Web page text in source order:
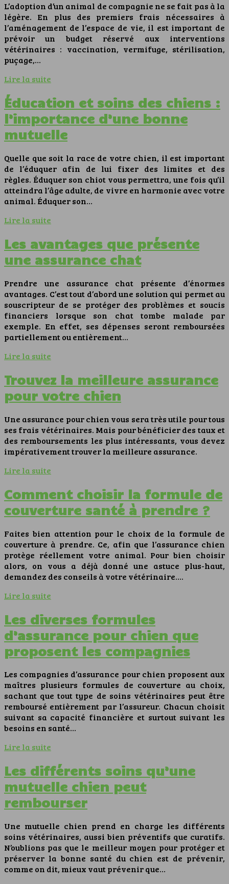
L’adoption d’un animal de compagnie ne se fait pas à la
légère. En plus des premiers frais nécessaires à
l’aménagement de l’espace de vie, il est important de
prévoir un budget réservé aux interventions
vétérinaires : vaccination, vermifuge, stérilisation,
puçage,…
Lire la suite
Éducation et soins des chiens :
l’importance d’une bonne
mutuelle
Quelle que soit la race de votre chien, il est important
de l’éduquer afin de lui fixer des limites et des
règles. Éduquer son chiot vous permettra, une fois qu’il
atteindra l’âge adulte, de vivre en harmonie avec votre
animal. Éduquer son…
Lire la suite
Les avantages que présente
une assurance chat
Prendre une assurance chat présente d’énormes
avantages. C’est tout d’abord une solution qui permet au
souscripteur de se protéger des problèmes et soucis
financiers lorsque son chat tombe malade par
exemple. En effet, ses dépenses seront remboursées
partiellement ou entièrement…
Lire la suite
Trouvez la meilleure assurance
pour votre chien
Une assurance pour chien vous sera très utile pour tous
ses frais vétérinaires. Mais pour bénéficier des taux et
des remboursements les plus intéressants, vous devez
impérativement trouver la meilleure assurance.
Lire la suite
Comment choisir la formule de
couverture santé à prendre ?
Faites bien attention pour le choix de la formule de
couverture à prendre. Ce, afin que l’assurance chien
protège réellement votre animal. Pour bien choisir
alors, on vous a déjà donné une astuce plus-haut,
demandez des conseils à votre vétérinaire….
Lire la suite
Les diverses formules
d’assurance pour chien que
proposent les compagnies
Les compagnies d’assurance pour chien proposent aux
maîtres plusieurs formules de couverture au choix,
sachant que tout type de soins vétérinaires peut être
remboursé entièrement par l’assureur. Chacun choisit
suivant sa capacité financière et surtout suivant les
besoins en santé…
Lire la suite
Les différents soins qu’une
mutuelle chien peut
rembourser
Une mutuelle chien prend en charge les différents
soins vétérinaires, aussi bien préventifs que curatifs.
N’oublions pas que le meilleur moyen pour protéger et
préserver la bonne santé du chien est de prévenir,
comme on dit, mieux vaut prévenir que…